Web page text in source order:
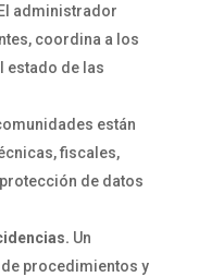
El administrador
coordina a los
estado de las
están
fiscales,
de datos
Un
procedimientos y